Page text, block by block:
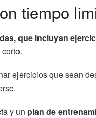
tiempo
que incluyan
ejercicios que sean
y un plan de